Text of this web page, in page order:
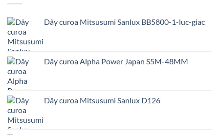
Dây curoa Mitsusumi Sanlux BB5800-1-luc-giac
Dây curoa Alpha Power Japan S5M-48MM
Dây curoa Mitsusumi Sanlux D126